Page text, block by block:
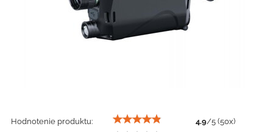
Hodnotenie produktu: 4.9/5 (50x)